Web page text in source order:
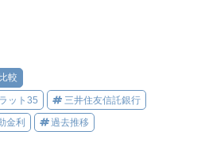
較
ット35 三井住友信託銀行
金利 過去推移